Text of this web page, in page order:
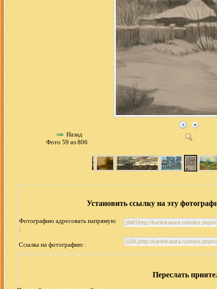
Назад
Фото 59 из 806
Установить ссылку на эту
Фотографию адресовать напрямую
:
Ссылка на фотографию :
Переслать